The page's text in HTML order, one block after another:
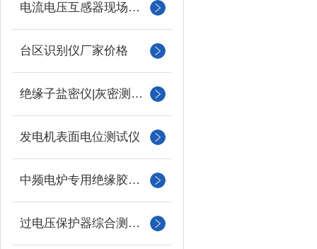
电流电压互感器现场校验仪
台区识别仪厂家价格
绝缘子盐密仪|灰密测试仪
发电机表面电位测试仪
中频电炉专用绝缘胶木柱
过电压保护器综合测试仪